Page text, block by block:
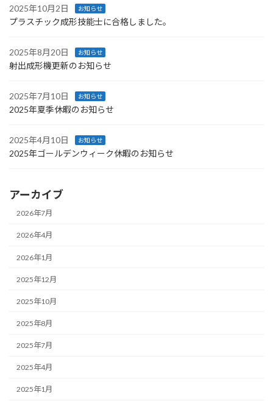
2025年10月2日 お知らせ
プラスチック成形技能士に合格しました。
2025年8月20日 お知らせ
射出成形機更新のお知らせ
2025年7月10日 お知らせ
2025年夏季休暇のお知らせ
2025年4月10日 お知らせ
2025年ゴールデンウィーク休暇のお知らせ
アーカイブ
2026年7月
2026年4月
2026年1月
2025年12月
2025年10月
2025年8月
2025年7月
2025年4月
2025年1月